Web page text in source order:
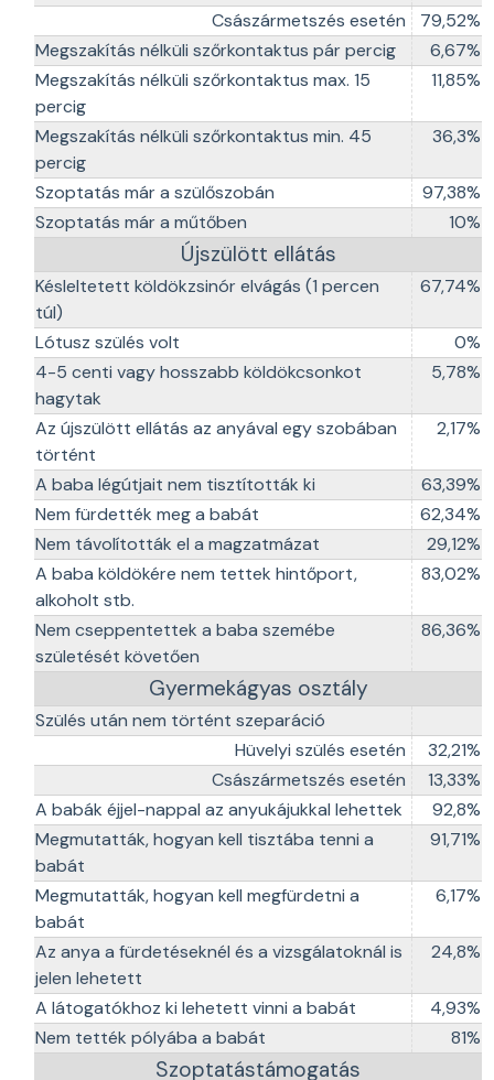
Császármetszés esetén
79,52%
Megszakítás nélküli szőrkontaktus pár percig
6,67%
Megszakítás nélküli szőrkontaktus max. 15
percig
11,85%
Megszakítás nélküli szőrkontaktus min. 45
percig
36,3%
Szoptatás már a szülőszobán
97,38%
Szoptatás már a műtőben
10%
Újszülött ellátás
Késleltetett köldökzsinór elvágás (1 percen
túl)
67,74%
Lótusz szülés volt
0%
4-5 centi vagy hosszabb köldökcsonkot
hagytak
5,78%
Az újszülött ellátás az anyával egy szobában
történt
2,17%
A baba légútjait nem tisztították ki
63,39%
Nem fürdették meg a babát
62,34%
Nem távolították el a magzatmázat
29,12%
A baba köldökére nem tettek hintőport,
alkoholt stb.
83,02%
Nem cseppentettek a baba szemébe
születését követően
86,36%
Gyermekágyas osztály
Szülés után nem történt szeparáció
Hüvelyi szülés esetén
32,21%
Császármetszés esetén
13,33%
A babák éjjel-nappal az anyukájukkal lehettek
92,8%
Megmutatták, hogyan kell tisztába tenni a
babát
91,71%
Megmutatták, hogyan kell megfürdetni a
babát
6,17%
Az anya a fürdetéseknél és a vizsgálatoknál is
jelen lehetett
24,8%
A látogatókhoz ki lehetett vinni a babát
4,93%
Nem tették pólyába a babát
81%
Szoptatástámogatás